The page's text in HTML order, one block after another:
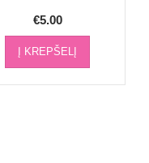
€5.00
Į KREPŠELĮ